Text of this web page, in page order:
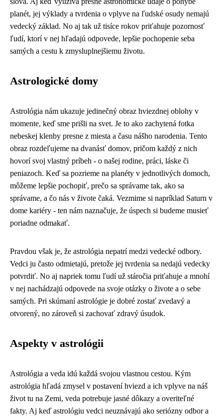
planét, jej výklady a tvrdenia o vplyve na ľudské osudy nemajú
vedecký základ. No aj tak už tisíce rokov priťahuje pozornosť
ľudí, ktorí v nej hľadajú odpovede, lepšie pochopenie seba
samých a cestu k zmysluplnejšiemu životu.
Astrologické domy
Astrológia nám ukazuje jedinečný obraz hviezdnej oblohy v
momente, keď sme prišli na svet. Je to ako zachytená fotka
nebeskej klenby presne z miesta a času nášho narodenia. Tento
obraz rozdeľujeme na dvanásť domov, pričom každý z nich
hovorí svoj vlastný príbeh - o našej rodine, práci, láske či
peniazoch. Keď sa pozrieme na planéty v jednotlivých domoch,
môžeme lepšie pochopiť, prečo sa správame tak, ako sa
správame, a čo nás v živote čaká. Vezmime si napríklad Saturn v
dome kariéry - ten nám naznačuje, že úspech si budeme musieť
poriadne odmakať.
Pravdou však je, že astrológia nepatrí medzi vedecké odbory.
Vedci ju často odmietajú, pretože jej tvrdenia sa nedajú vedecky
potvrdiť. No aj napriek tomu ľudí už stáročia priťahuje a mnohí
v nej nachádzajú odpovede na svoje otázky o živote a o sebe
samých. Pri skúmaní astrológie je dobré zostať zvedavý a
otvorený, no zároveň si zachovať zdravý úsudok.
Aspekty v astrológii
Astrológia a veda idú každá svojou vlastnou cestou. Kým
astrológia hľadá zmysel v postavení hviezd a ich vplyve na náš
život tu na Zemi, veda potrebuje jasné dôkazy a overiteľné
fakty. Aj keď astrológiu vedci neuznávajú ako seriózny odbor a